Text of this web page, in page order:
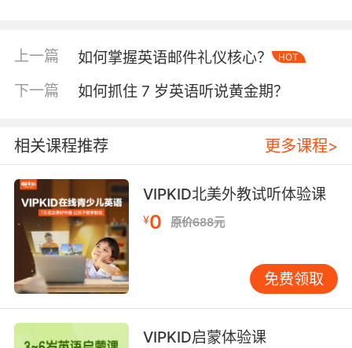
中，导致关键信息淹没。参照哈佛大学商学院沟
期时直接注明"Request for Extension"，而非隐
学员先结论后细节，数据表明经过系统训练的学
员信息检索效率提升47%。
二、格式规范，结构清晰
电子邮件的格式规范如同外交礼仪，体现专业素
养。VIPKID课程严格遵循国际商务邮件标准：左
上角依次为发件人信息、日期、收件人信息；正
文采用齐头式或缩进式，但需保持统一。特别值
得注意的是，抄送（CC）与密送（BCC）的误用
常引发信任危机，课程通过情景剧演示说明：当
需要保护收件人隐私时，必须使用BCC而非CC。
上一篇 如何掌握英语邮件礼仪核心？ HOT
下一篇 如何抓住 7 岁英语听说黄金期？
相关课程推荐 更多课程>
VIPKID北美外教试听体验课
¥0 原价688元
免费领取
VIPKID启蒙体验课